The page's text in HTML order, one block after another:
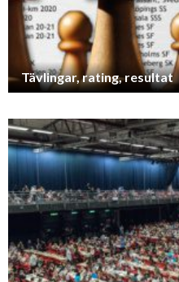
Tävlingar, rating, resultat